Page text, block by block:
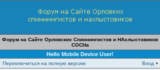
Форум на Сайте Орловских Спиннингистов и НАхлыстовиков
СОСНа
Hello Mobile Device User!
Переключиться на полную версию Вход •